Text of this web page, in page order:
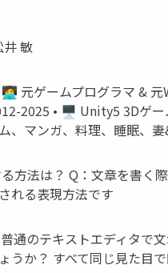
井 敏
元ゲームプログラマ
2025 • 🖥️ Unity5 3Dゲ
、マンガ、料理、睡眠、
方法は？ Q：文章を書く
れる表現方法です
通のテキストエディタで
うか？ すべて同じ見た目